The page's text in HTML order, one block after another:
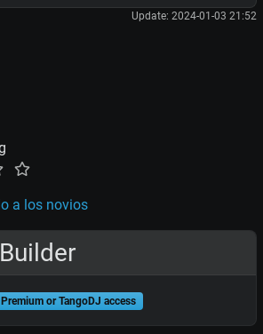
Update: 2024-01-03 21:52
a los novios
Premium or TangoDJ access